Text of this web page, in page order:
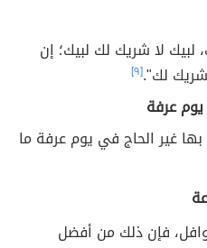
لبيك لا شريك لك لبيك؛ إن
شريك لك".[٩]
عرفة
غير الحاج في يوم عرفة ما
فإن ذلك من أفضل